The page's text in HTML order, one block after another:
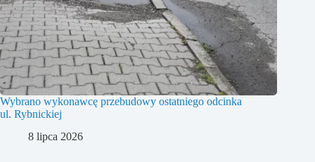
Wybrano wykonawcę przebudowy ostatniego odcinka
ul. Rybnickiej
8 lipca 2026